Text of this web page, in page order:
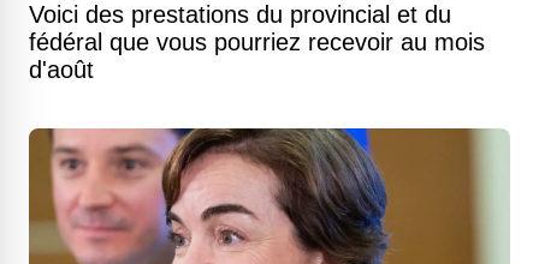
Voici des prestations du provincial et du
fédéral que vous pourriez recevoir au mois
d'août